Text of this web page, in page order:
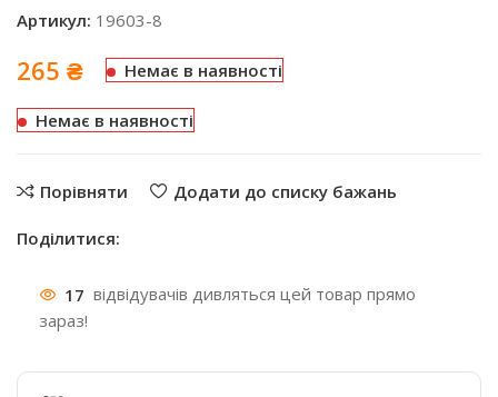
Артикул: 19603-8
265 ₴ Немає в наявності
Немає в наявності
Порівняти Додати до списку бажань
Поділитися:
17 відвідувачів дивляться цей товар прямо
зараз!